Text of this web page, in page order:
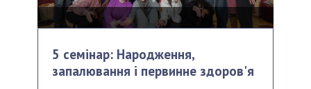
5 семінар: Народження,
запалювання і первинне здоров'я